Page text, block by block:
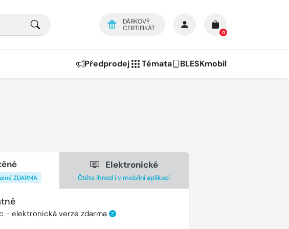
DÁRKOVÝ
CERTIFIKÁT
0
Předprodej Témata BLESKmobil
ZDARMA
Elektronické
Čtěte ihned i v mobilní aplikaci
- elektronická verze zdarma ?